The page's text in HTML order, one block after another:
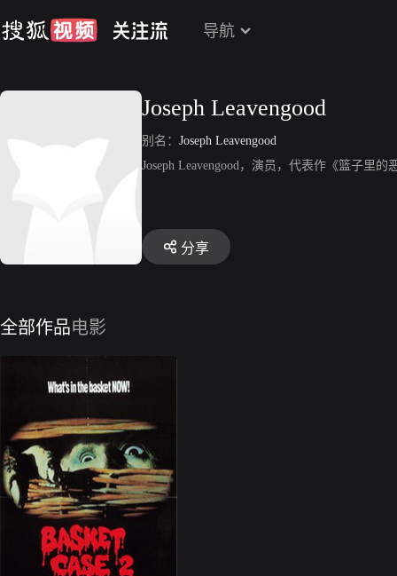
导航
Joseph Leavengood
别名： Joseph Leavengood
Joseph Leavengood，演员，代表作《篮子里的
分享
全部作品电影